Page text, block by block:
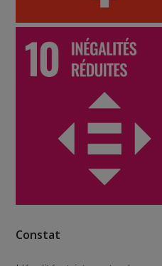
Constat